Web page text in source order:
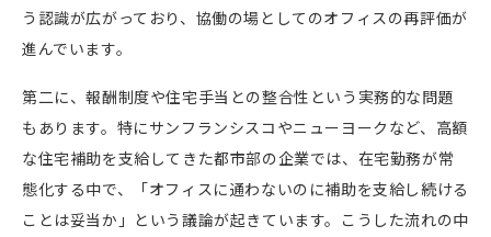
う認識が広がっており、協働の場としてのオフィスの再評価が
進んでいます。
第二に、報酬制度や住宅手当との整合性という実務的な問題
もあります。特にサンフランシスコやニューヨークなど、高額
な住宅補助を支給してきた都市部の企業では、在宅勤務が常
態化する中で、「オフィスに通わないのに補助を支給し続ける
ことは妥当か」という議論が起きています。こうした流れの中